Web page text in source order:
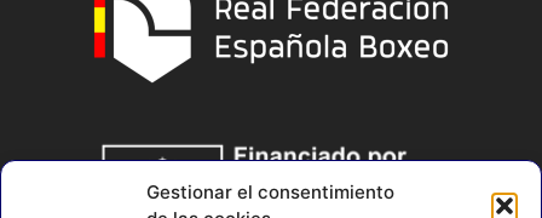
Gestionar el consentimiento